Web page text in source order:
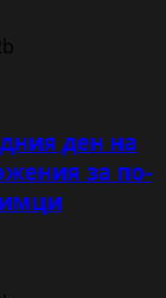
ден на
за по-